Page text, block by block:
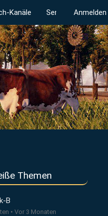
Kanäle ServerstatusAnmelden
Themen
B
Vor 3 Monaten